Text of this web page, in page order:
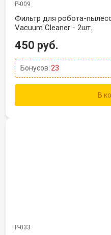
Р-009
Фильтр для робота-
Vacuum Cleaner - 2шт.
450 руб.
Бонусов:23
В
Р-033